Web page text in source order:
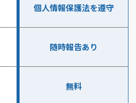
個人情報保護法を遵守
随時報告あり
無料